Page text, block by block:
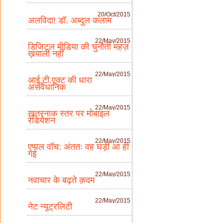
20/Oct/2015
अलविदा! डॉ. अब्दुल कलाम
22/May/2015
डिजिटल मीडिया की चुनौती महज़
ख़याली नहीं
22/May/2015
आई.टी.एक्ट की धारा
असंवैधानिक
22/May/2015
खतरनाक स्तर पर मोबाइल
रेडियेशन
22/May/2015
एप्पल वॉच: अंततः वह घड़ी आ ही
गई
22/May/2015
नवाचार के बढ़ते क़दम
22/May/2015
नेट न्यूट्रलिटी